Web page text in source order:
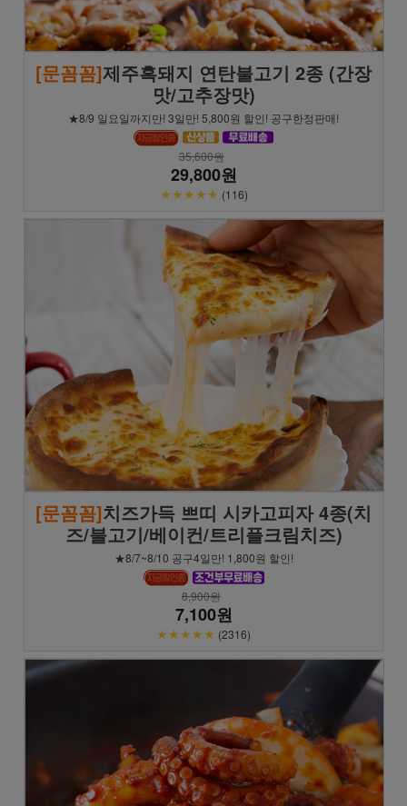
[문꼼꼼]제주흑돼지 연탄불고기 2종 (간장
맛/고추장맛)
★8/9 일요일까지만! 3일만! 5,800원 할인! 공구한정판매!
35,600원
29,800원
★★★★★ (116)
[문꼼꼼]치즈가득 쁘띠 시카고피자 4종(치
즈/불고기/베이컨/트리플크림치즈)
★8/7~8/10 공구4일만! 1,800원 할인!
8,900원
7,100원
★★★★★ (2316)